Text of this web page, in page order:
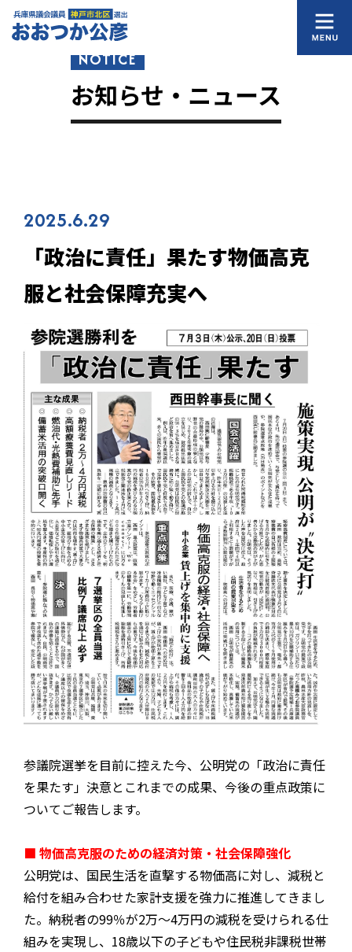
NOTICE
お知らせ・ニュース
2025.6.29
「政治に責任」果たす――物価高克
服と社会保障充実へ
参議院選挙を目前に控えた今、公明党の「政治に責任
を果たす」決意とこれまでの成果、今後の重点政策に
ついてご報告します。
■ 物価高克服のための経済対策・社会保障強化
公明党は、国民生活を直撃する物価高に対し、減税と
給付を組み合わせた家計支援を強力に推進してきまし
た。納税者の99％が2万～4万円の減税を受けられる仕
組みを実現し、18歳以下の子どもや住民税非課税世帯